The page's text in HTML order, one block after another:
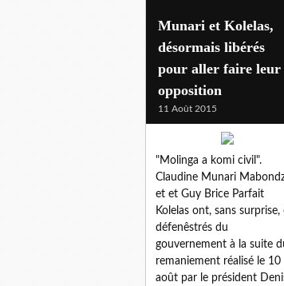
gouvernement
Munari et Kolelas,
désormais libérés
pour aller faire leur
opposition
11 Août 2015
"Molinga a komi civil".
Claudine Munari
et et Guy Brice Parfait
Kolelas ont, sans surprise,
défenêstrés du
gouvernement à la suite
remaniement réalisé le 10
août par le président